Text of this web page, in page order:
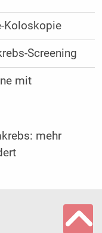
Koloskopie
Screening
mit
mehr